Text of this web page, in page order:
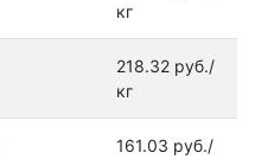
кг
218.32 руб./
кг
161.03 руб./